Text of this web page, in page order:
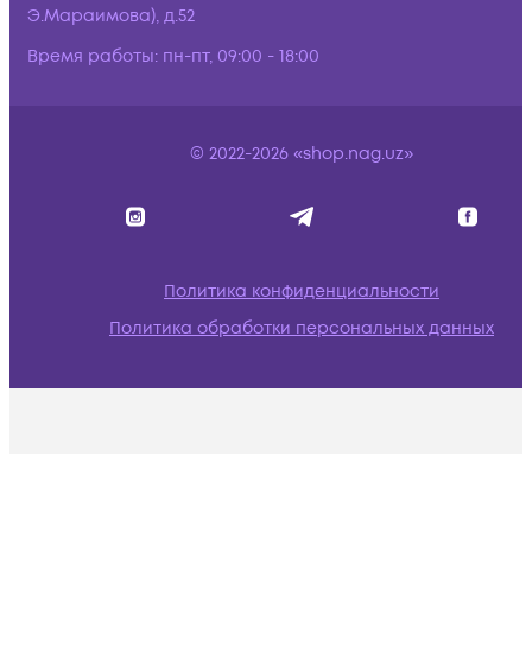
Э.Мараимова), д.52
Время работы: пн-пт, 09:00 - 18:00
© 2022-2026 «shop.nag.uz»
Политика конфиденциальности
Политика обработки персональных данных